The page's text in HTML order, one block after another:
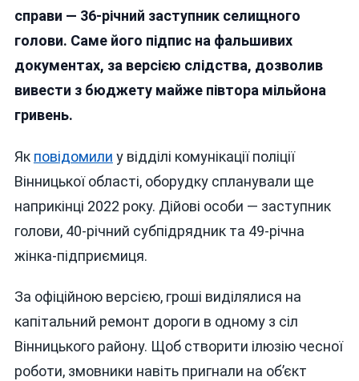
справи — 36-річний заступник селищного
голови. Саме його підпис на фальшивих
документах, за версією слідства, дозволив
вивести з бюджету майже півтора мільйона
гривень.
Як повідомили у відділі комунікації поліції
Вінницької області, оборудку спланували ще
наприкінці 2022 року. Дійові особи — заступник
голови, 40-річний субпідрядник та 49-річна
жінка-підприємиця.
За офіційною версією, гроші виділялися на
капітальний ремонт дороги в одному з сіл
Вінницького району. Щоб створити ілюзію чесної
роботи, змовники навіть пригнали на об’єкт